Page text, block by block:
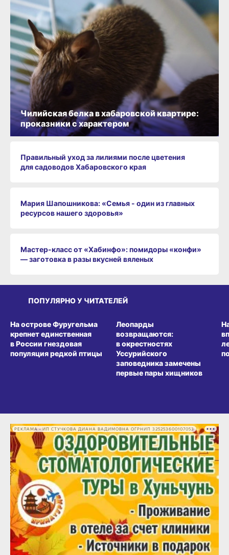
Правильный уход за лилиями после цветения
для садоводов Хабаровского края
Мария Шапошникова: «Семья - один из главных
ресурсов нашего здоровья»
Мастер-класс от «Хабинфо»: помидоры «конфи»
— заготовка в разы вкусней вяленых
Чилийская белка в хабаровской квартире:
проказники с характером
ПОПУЛЯРНО У ЧИТАТЕЛЕЙ
На острове Фуругельма
крепнет единственная
в России гнездовая
популяция редкой птицы
Леопарды
возвращаются:
в окрестностях
Уссурийского
заповедника замечены
первые пары хищников
РЕКЛАМА • ИП СТУЧКОВА ДИАНА ВАДИМОВНА ОГРНИП 325253600107053